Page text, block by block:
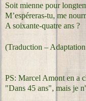
Soit mienne pour
M’espéreras-tu, me
A soixante-quatre ans ?
(Traduction –
PS: Marcel Amont en a
"Dans 45 ans", mais je